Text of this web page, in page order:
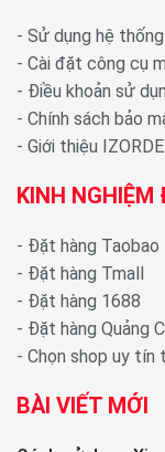
- Sử dụng hệ
- Cài đặt công cụ
- Điều khoản sử
- Chính sách bảo
- Giới thiệu
KINH NGHIỆM
- Đặt hàng Taobao
- Đặt hàng Tmall
- Đặt hàng 1688
- Đặt hàng Quảng
- Chọn shop uy tín
BÀI VIẾT MỚI